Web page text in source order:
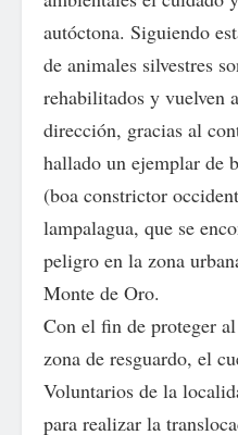
autóctona. Siguiendo
de animales silvestres
rehabilitados y vuelven
dirección, gracias al
hallado un ejemplar de
(boa constrictor
lampalagua, que se
peligro en la zona
Monte de Oro.
Con el fin de proteger
zona de resguardo, el
Voluntarios de la
para realizar la